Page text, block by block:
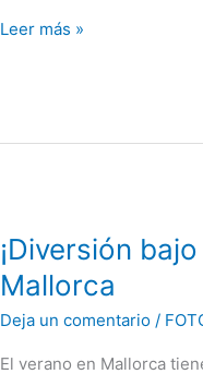
Mallorca
Leer más »
¡Diversión
Mallorca
Deja un comentario /
El verano en Mallorca
¡Diversión
bajo
el
sol!